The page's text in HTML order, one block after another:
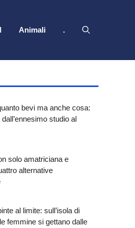
Animali .
bevi ma anche cosa:
studio al
solo amatriciana e
alternative
al limite: sull’isola di
femmine si gettano dalle